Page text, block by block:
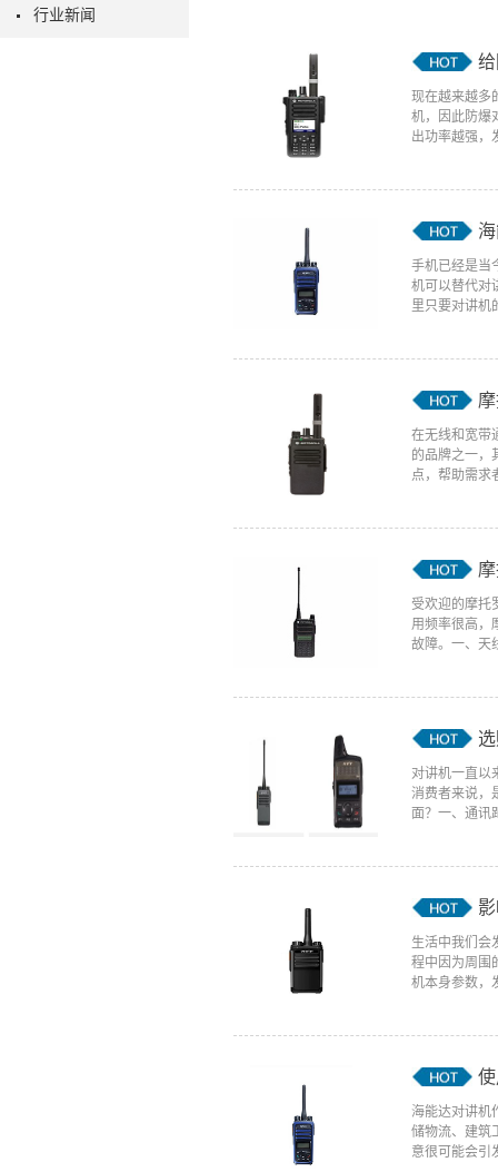
行业新闻
现在越来越多
机，因此防爆
出功率越强，
手机已经是当
机可以替代对
里只要对讲机
在无线和宽带
的品牌之一，
点，帮助需求
受欢迎的摩托
用频率很高，
故障。一、天
对讲机一直以
消费者来说，
面？一、通讯
生活中我们会
程中因为周围
机本身参数，
海能达对讲机
储物流、建筑
意很可能会引